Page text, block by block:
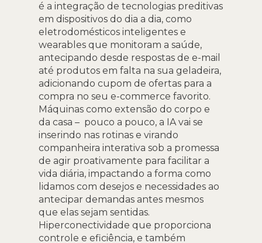
é a integração de tecnologias preditivas
em dispositivos do dia a dia, como
eletrodomésticos inteligentes e
wearables que monitoram a saúde,
antecipando desde respostas de e-mail
até produtos em falta na sua geladeira,
adicionando cupom de ofertas para a
compra no seu e-commerce favorito.
Máquinas como extensão do corpo e
da casa – pouco a pouco, a IA vai se
inserindo nas rotinas e virando
companheira interativa sob a promessa
de agir proativamente para facilitar a
vida diária, impactando a forma como
lidamos com desejos e necessidades ao
antecipar demandas antes mesmos
que elas sejam sentidas.
Hiperconectividade que proporciona
controle e eficiência, e também